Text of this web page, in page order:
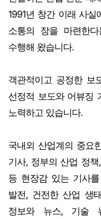
1991년 창간 이래 사
소통의 장을 마련한
수행해 왔습니다.
객관적이고 공정한 보
선정적 보도와 어뷰징
노력하고 있습니다.
국내외 산업계의 중요
기사, 정부의 산업 정
등 현장감 있는 기사
발전, 건전한 산업 생
정보와 뉴스, 기술